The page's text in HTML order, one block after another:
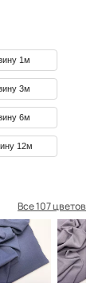
1м
3м
6м
12м
Все 107 цветов